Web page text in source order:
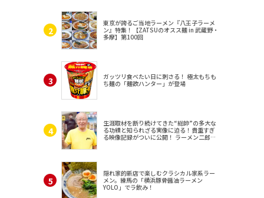
東京が誇るご当地ラーメン『八王子ラーメ
ン』特集！【ZATSUのオスス麺 in 武蔵野・
多摩】第100回
ガッツリ食べたい日に刺さる！ 極太もちも
ち麺の「麺欲ハンター」が登場
生涯取材を断り続けてきた“総帥”の多大な
る功績と知られざる実像に迫る！貴重すぎ
る映像記録がついに公開！ ラーメン二郎
隠れ家的新店で楽しむクラシカル家系ラー
メン。練馬の「横浜豚骨醤油ラーメン
YOLO」でラ飲み！